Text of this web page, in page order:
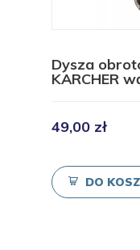
Dysza
KARCHER
49,00 zł
DO